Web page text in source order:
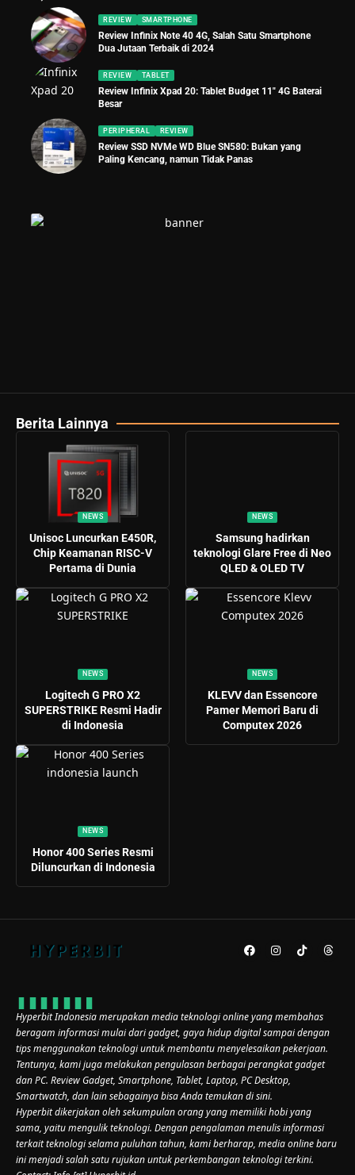
REVIEW SMARTPHONE
Review Infinix Note 40 4G, Salah Satu Smartphone
Dua Jutaan Terbaik di 2024
REVIEW TABLET
Review Infinix Xpad 20: Tablet Budget 11″ 4G Baterai
Besar
PERIPHERAL REVIEW
Review SSD NVMe WD Blue SN580: Bukan yang
Paling Kencang, namun Tidak Panas
Berita Lainnya
NEWS
Unisoc Luncurkan E450R,
Chip Keamanan RISC-V
Pertama di Dunia
NEWS
Samsung hadirkan
teknologi Glare Free di Neo
QLED & OLED TV
NEWS
Logitech G PRO X2
SUPERSTRIKE Resmi Hadir
di Indonesia
NEWS
KLEVV dan Essencore
Pamer Memori Baru di
Computex 2026
NEWS
Honor 400 Series Resmi
Diluncurkan di Indonesia
Hyperbit Indonesia merupakan media teknologi online yang membahas
beragam informasi mulai dari gadget, gaya hidup digital sampai dengan
tips menggunakan teknologi untuk membantu menyelesaikan pekerjaan.
Tentunya, kami juga melakukan pengulasan berbagai perangkat gadget
dan PC. Review Gadget, Smartphone, Tablet, Laptop, PC Desktop,
Smartwatch, dan lain sebagainya bisa Anda temukan di sini.
Hyperbit dikerjakan oleh sekumpulan orang yang memiliki hobi yang
sama, yaitu mengulik teknologi. Dengan pengalaman menulis informasi
terkait teknologi selama puluhan tahun, kami berharap, media online baru
ini menjadi salah satu rujukan untuk perkembangan teknologi terkini.